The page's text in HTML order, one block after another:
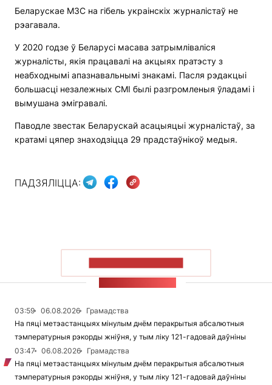
Беларускае МЗС на гібель украінскіх журналістаў не
рэагавала.
У 2020 годзе ў Беларусі масава затрымліваліся
журналісты, якія працавалі на акцыях пратэсту з
неабходнымі апазнавальнымі знакамі. Пасля рэдакцыі
большасці незалежных СМІ былі разгромленыя ўладамі і
вымушана эмігравалі.
Паводле звестак Беларускай асацыяцыі журналістаў, за
кратамі цяпер знаходзіцца 29 прадстаўнікоў медыя.
ПАДЗЯЛІЦЦА:
03:59 06.08.2026
Грамадства
На пяці метэастанцыях мінулым днём перакрытыя абсалютныя
тэмпературныя рэкорды жніўня, у тым ліку 121-гадовай даўніны
03:47
06.08.2026
Грамадства
На пяці метэастанцыях мінулым днём перакрытыя абсалютныя
тэмпературныя рэкорды жніўня, у тым ліку 121-гадовай даўніны